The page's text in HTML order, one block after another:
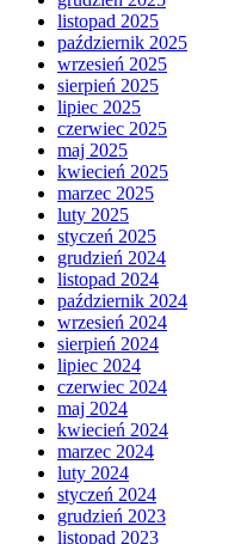
listopad 2025
październik 2025
wrzesień 2025
sierpień 2025
lipiec 2025
czerwiec 2025
maj 2025
kwiecień 2025
marzec 2025
luty 2025
styczeń 2025
grudzień 2024
listopad 2024
październik 2024
wrzesień 2024
sierpień 2024
lipiec 2024
czerwiec 2024
maj 2024
kwiecień 2024
marzec 2024
luty 2024
styczeń 2024
grudzień 2023
listopad 2023